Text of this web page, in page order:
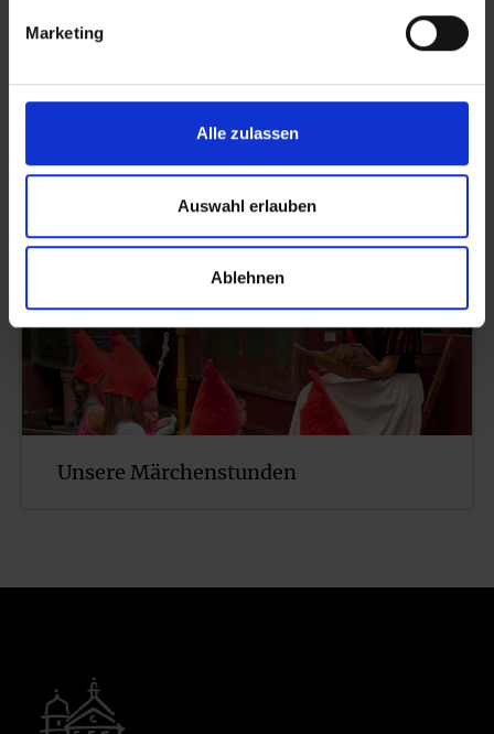
Marketing
Alle zulassen
Auswahl erlauben
Ablehnen
Schneewittchen-Auftritte
Unsere Märchenstunden